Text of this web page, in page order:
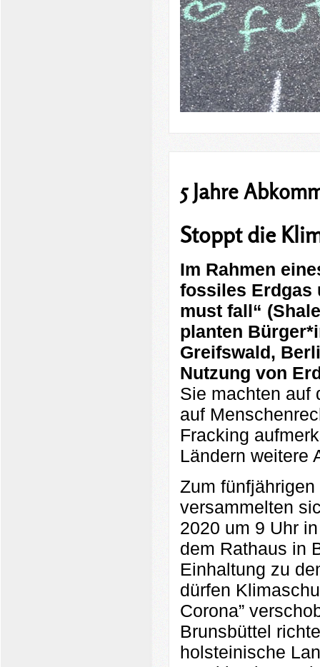
5 Jahre
Stoppt die
Im Rahmen
fossiles Erdgas
must fall“
planten
Greifswald,
Nutzung von
Sie machten auf
auf
Fracking
Ländern weitere
Zum
versammelten
2020 um 9 Uhr
dem Rathaus in
Einhaltung zu
dürfen
Corona”
Brunsbüttel
holsteinische